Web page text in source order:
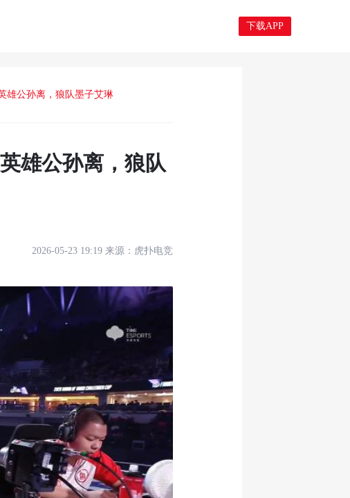
下载APP
雄公孙离，狼队墨子艾琳
雄公孙离，狼队
2026-05-23 19:19 来源： 虎扑电竞